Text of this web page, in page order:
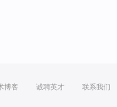
博客 诚聘英才 联系我们